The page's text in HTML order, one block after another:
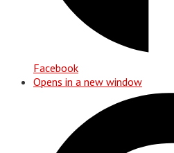
Facebook
Opens in a new window